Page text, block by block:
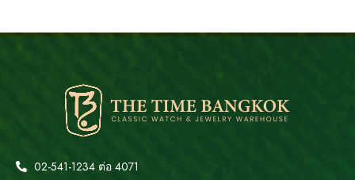
02-541-1234 ต่อ 4071